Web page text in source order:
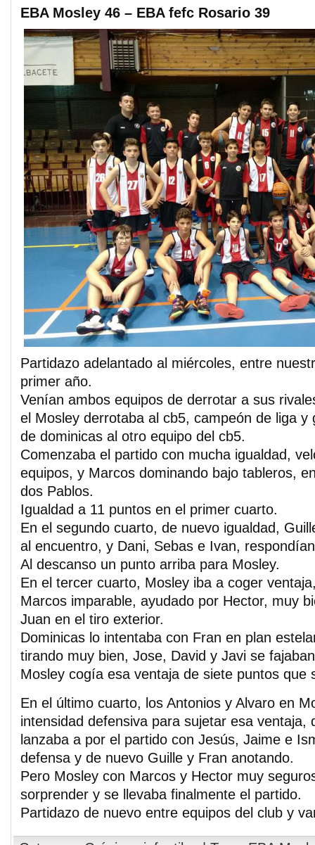
EBA Mosley 46 – EBA fefc Rosario 39
Partidazo adelantado al miércoles, entre
primer año.
Venían ambos equipos de derrotar a sus
el Mosley derrotaba al cb5, campeón de liga y
de dominicas al otro equipo del cb5.
Comenzaba el partido con mucha igualdad,
equipos, y Marcos dominando bajo tableros,
dos Pablos.
Igualdad a 11 puntos en el primer cuarto.
En el segundo cuarto, de nuevo igualdad,
al encuentro, y Dani, Sebas e Ivan,
Al descanso un punto arriba para Mosley.
En el tercer cuarto, Mosley iba a coger
Marcos imparable, ayudado por Hector, muy
Juan en el tiro exterior.
Dominicas lo intentaba con Fran en plan
tirando muy bien, Jose, David y Javi se
Mosley cogía esa ventaja de siete puntos que
En el último cuarto, los Antonios y Alvaro en
intensidad defensiva para sujetar esa ventaja,
lanzaba a por el partido con Jesús, Jaime e
defensa y de nuevo Guille y Fran anotando.
Pero Mosley con Marcos y Hector muy
sorprender y se llevaba finalmente el partido.
Partidazo de nuevo entre equipos del club y